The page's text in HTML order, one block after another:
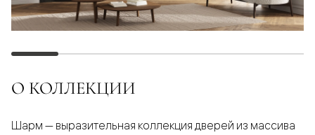
О КОЛЛЕКЦИИ
Шарм — выразительная коллекция дверей из массива